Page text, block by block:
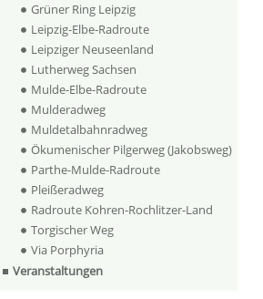
Grüner Ring Leipzig
Leipzig-Elbe-Radroute
Leipziger Neuseenland
Lutherweg Sachsen
Mulde-Elbe-Radroute
Mulderadweg
Muldetalbahnradweg
Ökumenischer Pilgerweg (Jakobsweg)
Parthe-Mulde-Radroute
Pleißeradweg
Radroute Kohren-Rochlitzer-Land
Torgischer Weg
Via Porphyria
Veranstaltungen